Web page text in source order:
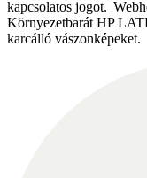
kapcsolatos jogot.
Környezetbarát HP
karcálló vászonképeket.